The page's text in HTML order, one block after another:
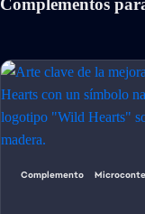
Complementos
Complemento